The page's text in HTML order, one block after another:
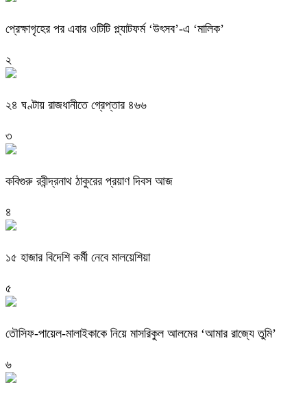
প্রেক্ষাগৃহের পর এবার ওটিটি প্ল্যাটফর্ম ‘উৎসব’-এ ‘মালিক’
২
২৪ ঘণ্টায় রাজধানীতে গ্রেপ্তার ৪৬৬
৩
কবিগুরু রবীন্দ্রনাথ ঠাকুরের প্রয়াণ দিবস আজ
৪
১৫ হাজার বিদেশি কর্মী নেবে মালয়েশিয়া
৫
তৌসিফ-পায়েল-মালাইকাকে নিয়ে মাসরিকুল আলমের ‘আমার রাজ্যে তুমি’
৬